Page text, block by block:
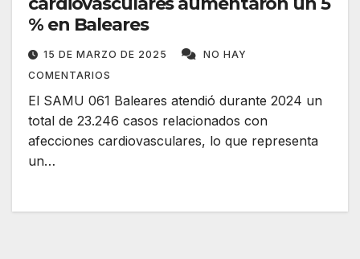
% en Baleares
15 DE MARZO DE 2025
NO HAY
COMENTARIOS
El SAMU 061 Baleares atendió durante 2024 un
total de 23.246 casos relacionados con
afecciones cardiovasculares, lo que representa
un…